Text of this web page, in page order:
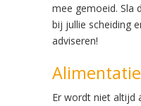
mee gemoeid. Sla
bij jullie scheiding
adviseren!
Er wordt niet altijd